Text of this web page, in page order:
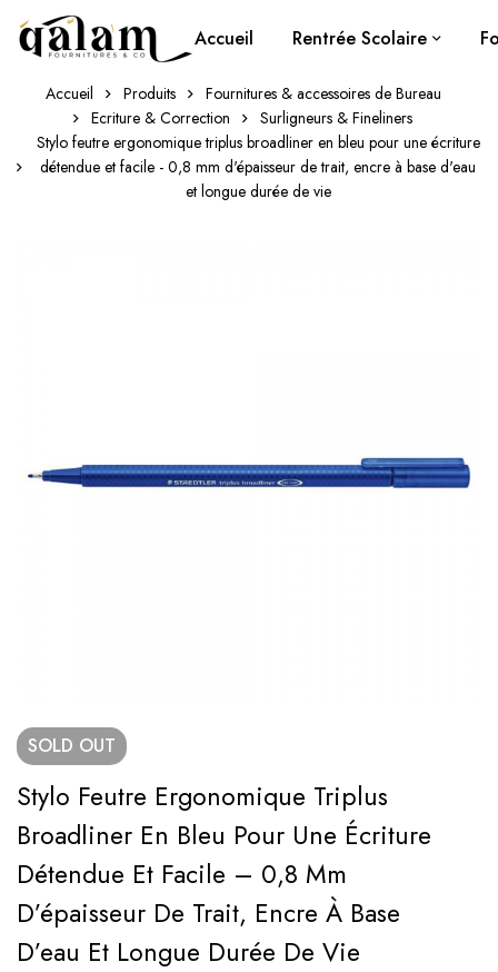
Accueil Rentrée Scolaire
Accueil Produits
Fournitures & accessoires de Bureau
Ecriture & Correction
Surligneurs & Fineliners
Stylo feutre ergonomique triplus broadliner en bleu pour une écriture
détendue et facile - 0,8 mm d'épaisseur de trait, encre à base d'eau
et longue durée de vie
SOLD OUT
Stylo Feutre Ergonomique Triplus
Broadliner En Bleu Pour Une Écriture
Détendue Et Facile – 0,8 Mm
D’épaisseur De Trait, Encre À Base
D’eau Et Longue Durée De Vie